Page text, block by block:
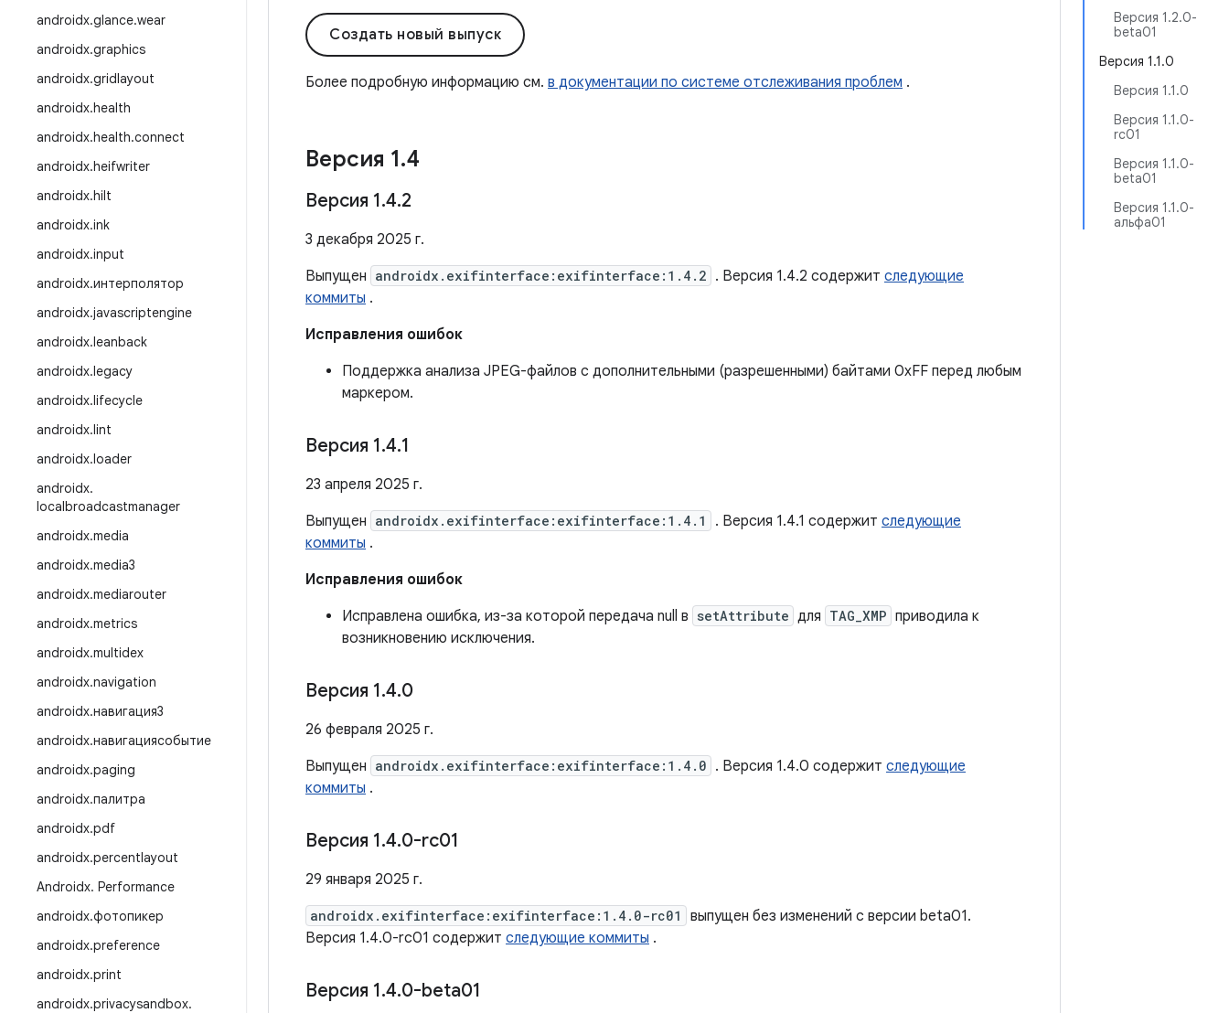
androidx.glance.wear
androidx.graphics
androidx.gridlayout
androidx.health
androidx.health.connect
androidx.heifwriter
androidx.hilt
androidx.ink
androidx.input
androidx.интерполятор
androidx.javascriptengine
androidx.leanback
androidx.legacy
androidx.lifecycle
androidx.lint
androidx.loader
androidx.
localbroadcastmanager
androidx.media
androidx.media3
androidx.mediarouter
androidx.metrics
androidx.multidex
androidx.navigation
androidx.навигация3
androidx.навигациясобытие
androidx.paging
androidx.палитра
androidx.pdf
androidx.percentlayout
Androidx. Performance
androidx.фотопикер
androidx.preference
androidx.print
androidx.privacysandbox.
Версия 1.2.0-
beta01
Версия 1.1.0
Версия 1.1.0
Версия 1.1.0-
rc01
Версия 1.1.0-
beta01
Версия 1.1.0-
альфа01
Создать новый выпуск
Более подробную информацию см. в документации по системе отслеживания проблем .
Версия 1.4
Версия 1.4.2
3 декабря 2025 г.
Выпущен androidx.exifinterface:exifinterface:1.4.2 . Версия 1.4.2 содержит следующие
коммиты .
Исправления ошибок
Поддержка анализа JPEG-файлов с дополнительными (разрешенными) байтами 0xFF перед любым
маркером.
Версия 1.4.1
23 апреля 2025 г.
Выпущен androidx.exifinterface:exifinterface:1.4.1 . Версия 1.4.1 содержит следующие
коммиты .
Исправления ошибок
Исправлена ​​ошибка, из-за которой передача null в setAttribute для TAG_XMP приводила к
возникновению исключения.
Версия 1.4.0
26 февраля 2025 г.
Выпущен androidx.exifinterface:exifinterface:1.4.0 . Версия 1.4.0 содержит следующие
коммиты .
Версия 1.4.0-rc01
29 января 2025 г.
androidx.exifinterface:exifinterface:1.4.0-rc01
выпущен без изменений с версии beta01.
Версия 1.4.0-rc01 содержит следующие коммиты .
Версия 1.4.0-beta01